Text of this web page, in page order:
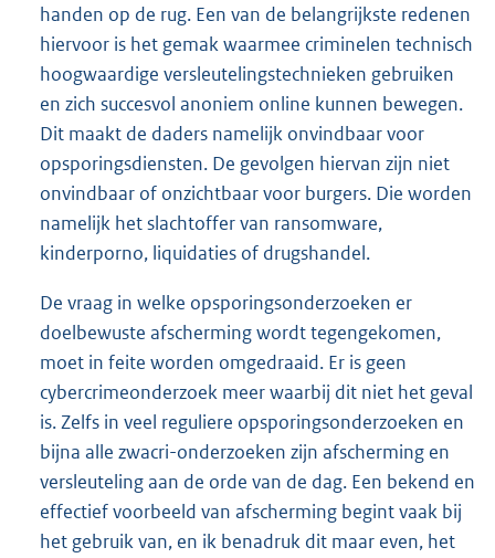
handen op de rug. Een van de belangrijkste redenen
hiervoor is het gemak waarmee criminelen technisch
hoogwaardige versleutelingstechnieken gebruiken
en zich succesvol anoniem online kunnen bewegen.
Dit maakt de daders namelijk onvindbaar voor
opsporingsdiensten. De gevolgen hiervan zijn niet
onvindbaar of onzichtbaar voor burgers. Die worden
namelijk het slachtoffer van ransomware,
kinderporno, liquidaties of drugshandel.
De vraag in welke opsporingsonderzoeken er
doelbewuste afscherming wordt tegengekomen,
moet in feite worden omgedraaid. Er is geen
cybercrimeonderzoek meer waarbij dit niet het geval
is. Zelfs in veel reguliere opsporingsonderzoeken en
bijna alle zwacri-onderzoeken zijn afscherming en
versleuteling aan de orde van de dag. Een bekend en
effectief voorbeeld van afscherming begint vaak bij
het gebruik van, en ik benadruk dit maar even, het